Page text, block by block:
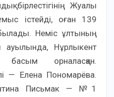
бірлестігінің Жуалы
істейді, оған 139
Неміс ұлтының
ауылында, Нұрлыкент
басым орналасқан.
— Елена Пономарёва.
Письмак — №1